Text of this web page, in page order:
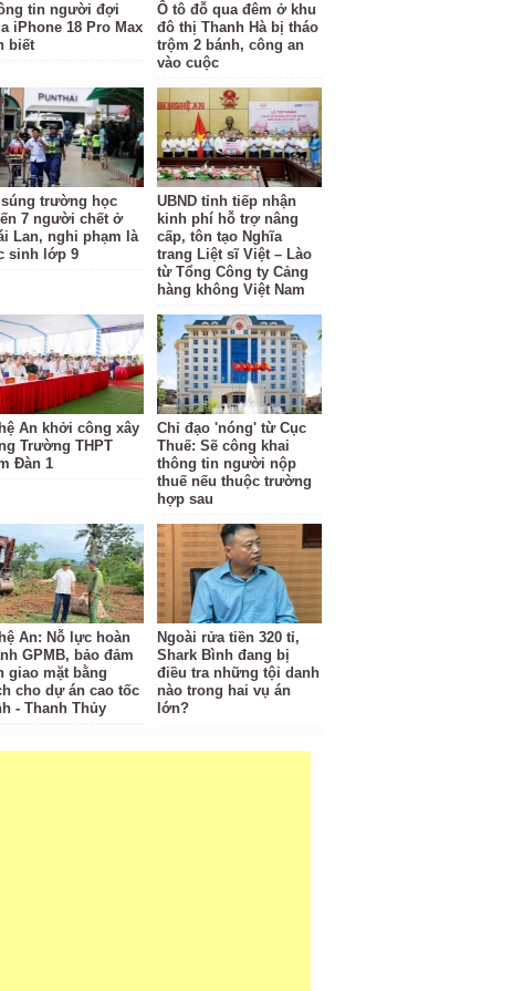
tin người đợi
iPhone 18 Pro Max
biết
Ô tô đỗ qua đêm ở khu
đô thị Thanh Hà bị tháo
trộm 2 bánh, công an
vào cuộc
súng trường học
7 người chết ở
Lan, nghi phạm là
sinh lớp 9
UBND tỉnh tiếp nhận
kinh phí hỗ trợ nâng
cấp, tôn tạo Nghĩa
trang Liệt sĩ Việt – Lào
từ Tổng Công ty Cảng
hàng không Việt Nam
An khởi công xây
Trường THPT
Đàn 1
Chỉ đạo 'nóng' từ Cục
Thuế: Sẽ công khai
thông tin người nộp
thuế nếu thuộc trường
hợp sau
An: Nỗ lực hoàn
GPMB, bảo đảm
giao mặt bằng
cho dự án cao tốc
- Thanh Thủy
Ngoài rửa tiền 320 tỉ,
Shark Bình đang bị
điều tra những tội danh
nào trong hai vụ án
lớn?